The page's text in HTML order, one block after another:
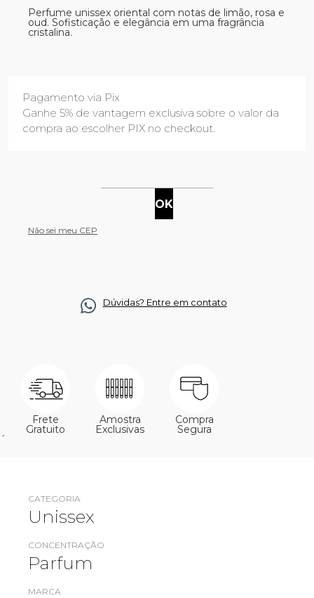
Perfume unissex oriental com notas de limão, rosa e
oud. Sofisticação e elegância em uma fragrância
cristalina.
Pagamento via Pix
Ganhe 5% de vantagem exclusiva sobre o valor da
compra ao escolher PIX no checkout.
Não sei meu CEP
Dúvidas? Entre em contato
Frete
Gratuito
Amostra
Exclusivas
Compra
Segura
´
CATEGORIA
Unissex
CONCENTRAÇÃO
Parfum
MARCA